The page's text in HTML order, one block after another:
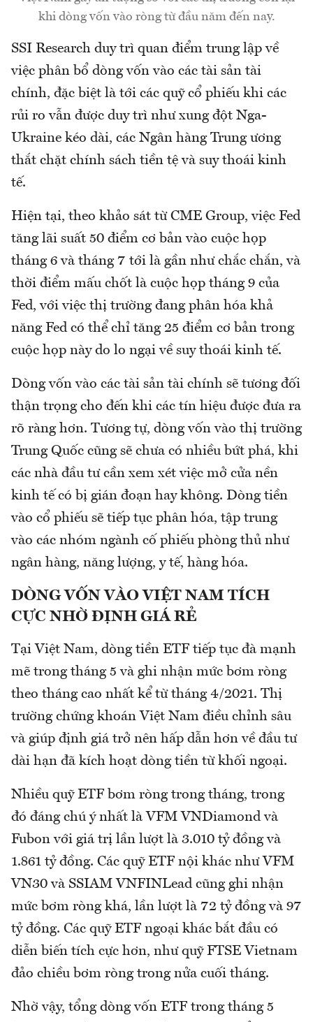
khi dòng vốn vào ròng từ đầu năm đến nay.
SSI Research duy trì quan điểm trung lập về
việc phân bổ dòng vốn vào các tài sản tài
chính, đặc biệt là tới các quỹ cổ phiếu khi các
rủi ro vẫn được duy trì như xung đột Nga-
Ukraine kéo dài, các Ngân hàng Trung ương
thắt chặt chính sách tiền tệ và suy thoái kinh
tế.
Hiện tại, theo khảo sát từ CME Group, việc Fed
tăng lãi suất 50 điểm cơ bản vào cuộc họp
tháng 6 và tháng 7 tới là gần như chắc chắn, và
thời điểm mấu chốt là cuộc họp tháng 9 của
Fed, với việc thị trường đang phân hóa khả
năng Fed có thể chỉ tăng 25 điểm cơ bản trong
cuộc họp này do lo ngại về suy thoái kinh tế.
Dòng vốn vào các tài sản tài chính sẽ tương đối
thận trọng cho đến khi các tín hiệu được đưa ra
rõ ràng hơn. Tương tự, dòng vốn vào thị trường
Trung Quốc cũng sẽ chưa có nhiều bứt phá, khi
các nhà đầu tư cần xem xét việc mở cửa nền
kinh tế có bị gián đoạn hay không. Dòng tiền
vào cổ phiếu sẽ tiếp tục phân hóa, tập trung
vào các nhóm ngành cố phiếu phòng thủ như
ngân hàng, năng lượng, y tế, hàng hóa.
DÒNG VỐN VÀO VIỆT NAM TÍCH
CỰC NHỜ ĐỊNH GIÁ RẺ
Tại Việt Nam, dòng tiền ETF tiếp tục đà mạnh
mẽ trong tháng 5 và ghi nhận mức bơm ròng
theo tháng cao nhất kể từ tháng 4/2021. Thị
trường chứng khoán Việt Nam điều chỉnh sâu
và giúp định giá trở nên hấp dẫn hơn về đầu tư
dài hạn đã kích hoạt dòng tiền từ khối ngoại.
Nhiều quỹ ETF bơm ròng trong tháng, trong
đó đáng chú ý nhất là VFM VNDiamond và
Fubon với giá trị lần lượt là 3.010 tỷ đồng và
1.861 tỷ đồng. Các quỹ ETF nội khác như VFM
VN30 và SSIAM VNFINLead cũng ghi nhận
mức bơm ròng khá, lần lượt là 72 tỷ đồng và 97
tỷ đồng. Các quỹ ETF ngoại khác bắt đầu có
diễn biến tích cực hơn, như quỹ FTSE Vietnam
đảo chiều bơm ròng trong nửa cuối tháng.
Nhờ vậy, tổng dòng vốn ETF trong tháng 5